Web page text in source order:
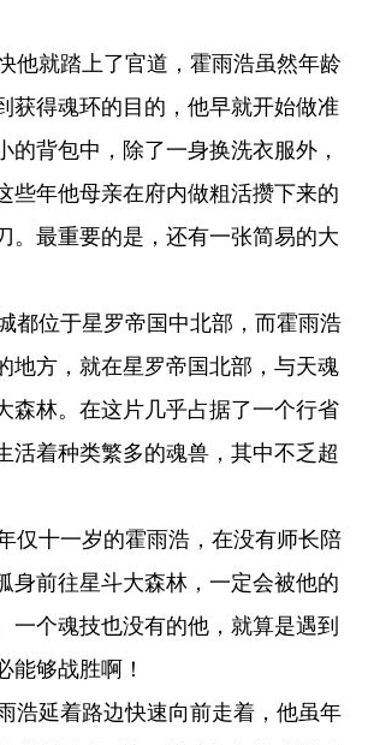
他就踏上了官道，霍雨浩虽然年龄
获得魂环的目的，他早就开始做准
的背包中，除了一身换洗衣服外，
些年他母亲在府内做粗活攒下来的
。最重要的是，还有一张简易的大
都位于星罗帝国中北部，而霍雨浩
地方，就在星罗帝国北部，与天魂
森林。在这片几乎占据了一个行省
活着种类繁多的魂兽，其中不乏超
仅十一岁的霍雨浩，在没有师长陪
身前往星斗大森林，一定会被他的
一个魂技也没有的他，就算是遇到
能够战胜啊！
浩延着路边快速向前走着，他虽年